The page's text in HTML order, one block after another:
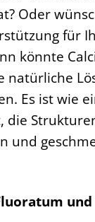
Oder
für
könnte
natürliche
Es ist wie
die
und